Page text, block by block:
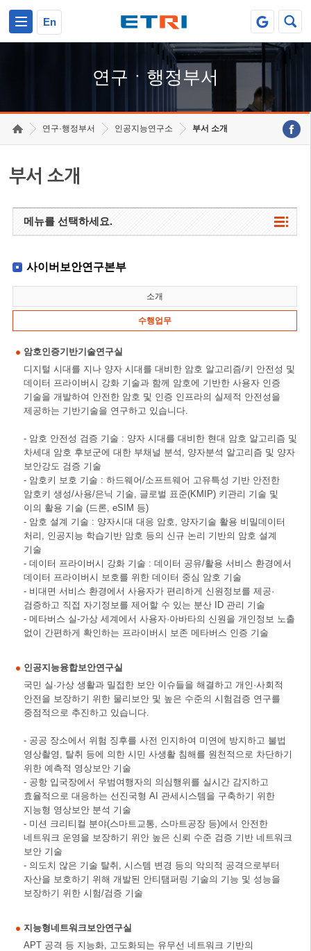
En
연구ㆍ행정부서
연구·행정부서 인공지능연구소 부서 소개
부서 소개
메뉴를 선택하세요.
사이버보안연구본부
소개
수행업무
암호인증기반기술연구실
디지털 시대를 지나 양자 시대를 대비한 암호 알고리즘/키 안전성 및
데이터 프라이버시 강화 기술과 함께 암호에 기반한 사용자 인증
기술을 개발하여 안전한 암호 및 인증 인프라의 실제적 안전성을
제공하는 기반기술을 연구하고 있습니다.
- 암호 안전성 검증 기술 : 양자 시대를 대비한 현대 암호 알고리즘 및
차세대 암호 후보군에 대한 부채널 분석, 양자분석 알고리즘 및 양자
보안강도 검증 기술
- 암호키 보호 기술 : 하드웨어/소프트웨어 고유특성 기반 안전한
암호키 생성/사용/은닉 기술, 글로벌 표준(KMIP) 키관리 기술 및
이의 활용 기술 (드론, eSIM 등)
- 암호 설계 기술 : 양자시대 대응 암호, 양자기술 활용 비밀데이터
처리, 인공지능 학습기반 암호 등의 신규 논리 기반의 암호 설계
기술
- 데이터 프라이버시 강화 기술 : 데이터 공유/활용 서비스 환경에서
데이터 프라이버시 보호를 위한 데이터 중심 암호 기술
- 비대면 서비스 환경에서 사용자가 편리하게 신원정보를 제공·
검증하고 직접 자기정보를 제어할 수 있는 분산 ID 관리 기술
- 메타버스 실-가상 세계에서 사용자·아바타의 신원을 개인정보 노출
없이 간편하게 확인하는 프라이버시 보존 메타버스 인증 기술
인공지능융합보안연구실
국민 실·가상 생활과 밀접한 보안 이슈들을 해결하고 개인·사회적
안전을 보장하기 위한 물리보안 및 높은 수준의 시험검증 연구를
중점적으로 추진하고 있습니다.
- 공공 장소에서 위험 징후를 사전 인지하여 미연에 방지하고 불법
영상촬영, 탈취 등에 의한 시민 사생활 침해를 원천적으로 차단하기
위한 예측적 영상보안 기술
- 공항 입국장에서 우범여행자의 의심행위를 실시간 감지하고
효율적으로 대응하는 선진국형 AI 관세시스템을 구축하기 위한
지능형 영상보안 분석 기술
- 미션 크리티컬 분야(스마트교통, 스마트공장 등)에서 안전한
네트워크 운영을 보장하기 위안 높은 신뢰 수준 검증 기반 네트워크
보안 기술
- 의도치 않은 기술 탈취, 시스템 변경 등의 악의적 공격으로부터
자산을 보호하기 위해 개발된 안티탬퍼링 기술의 기능 및 성능을
보장하기 위한 시험/검증 기술
지능형네트워크보안연구실
APT 공격 등 지능화, 고도화되는 유무선 네트워크 기반의